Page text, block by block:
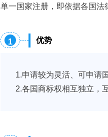
单一国家注册，即依据各国法
1 优势
1.申请较为灵活、可申请
2.各国商标权相互独立，